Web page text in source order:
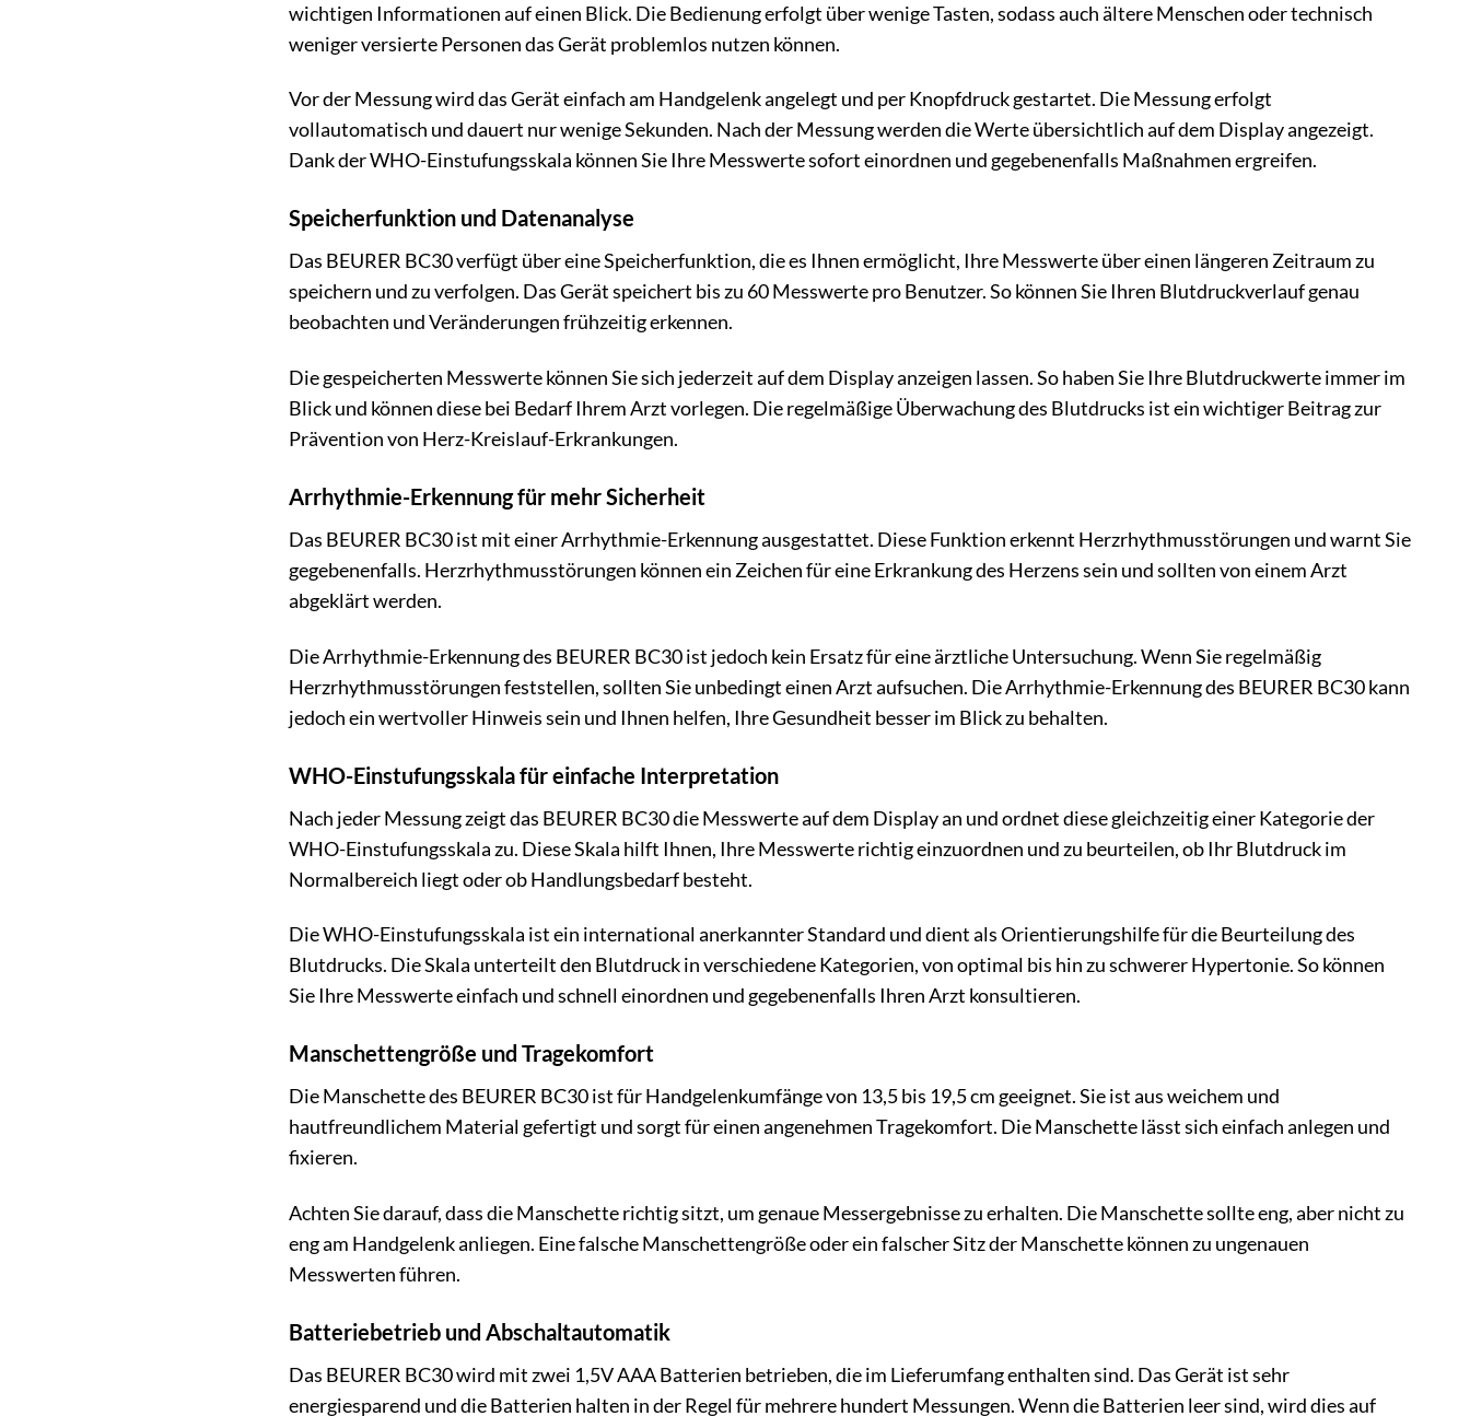
wichtigen Informationen auf einen Blick. Die Bedienung erfolgt über wenige Tasten, sodass auch ältere Menschen oder technisch
weniger versierte Personen das Gerät problemlos nutzen können.
Vor der Messung wird das Gerät einfach am Handgelenk angelegt und per Knopfdruck gestartet. Die Messung erfolgt
vollautomatisch und dauert nur wenige Sekunden. Nach der Messung werden die Werte übersichtlich auf dem Display angezeigt.
Dank der WHO-Einstufungsskala können Sie Ihre Messwerte sofort einordnen und gegebenenfalls Maßnahmen ergreifen.
Speicherfunktion und Datenanalyse
Das BEURER BC30 verfügt über eine Speicherfunktion, die es Ihnen ermöglicht, Ihre Messwerte über einen längeren Zeitraum zu
speichern und zu verfolgen. Das Gerät speichert bis zu 60 Messwerte pro Benutzer. So können Sie Ihren Blutdruckverlauf genau
beobachten und Veränderungen frühzeitig erkennen.
Die gespeicherten Messwerte können Sie sich jederzeit auf dem Display anzeigen lassen. So haben Sie Ihre Blutdruckwerte immer im
Blick und können diese bei Bedarf Ihrem Arzt vorlegen. Die regelmäßige Überwachung des Blutdrucks ist ein wichtiger Beitrag zur
Prävention von Herz-Kreislauf-Erkrankungen.
Arrhythmie-Erkennung für mehr Sicherheit
Das BEURER BC30 ist mit einer Arrhythmie-Erkennung ausgestattet. Diese Funktion erkennt Herzrhythmusstörungen und warnt Sie
gegebenenfalls. Herzrhythmusstörungen können ein Zeichen für eine Erkrankung des Herzens sein und sollten von einem Arzt
abgeklärt werden.
Die Arrhythmie-Erkennung des BEURER BC30 ist jedoch kein Ersatz für eine ärztliche Untersuchung. Wenn Sie regelmäßig
Herzrhythmusstörungen feststellen, sollten Sie unbedingt einen Arzt aufsuchen. Die Arrhythmie-Erkennung des BEURER BC30 kann
jedoch ein wertvoller Hinweis sein und Ihnen helfen, Ihre Gesundheit besser im Blick zu behalten.
WHO-Einstufungsskala für einfache Interpretation
Nach jeder Messung zeigt das BEURER BC30 die Messwerte auf dem Display an und ordnet diese gleichzeitig einer Kategorie der
WHO-Einstufungsskala zu. Diese Skala hilft Ihnen, Ihre Messwerte richtig einzuordnen und zu beurteilen, ob Ihr Blutdruck im
Normalbereich liegt oder ob Handlungsbedarf besteht.
Die WHO-Einstufungsskala ist ein international anerkannter Standard und dient als Orientierungshilfe für die Beurteilung des
Blutdrucks. Die Skala unterteilt den Blutdruck in verschiedene Kategorien, von optimal bis hin zu schwerer Hypertonie. So können
Sie Ihre Messwerte einfach und schnell einordnen und gegebenenfalls Ihren Arzt konsultieren.
Manschettengröße und Tragekomfort
Die Manschette des BEURER BC30 ist für Handgelenkumfänge von 13,5 bis 19,5 cm geeignet. Sie ist aus weichem und
hautfreundlichem Material gefertigt und sorgt für einen angenehmen Tragekomfort. Die Manschette lässt sich einfach anlegen und
fixieren.
Achten Sie darauf, dass die Manschette richtig sitzt, um genaue Messergebnisse zu erhalten. Die Manschette sollte eng, aber nicht zu
eng am Handgelenk anliegen. Eine falsche Manschettengröße oder ein falscher Sitz der Manschette können zu ungenauen
Messwerten führen.
Batteriebetrieb und Abschaltautomatik
Das BEURER BC30 wird mit zwei 1,5V AAA Batterien betrieben, die im Lieferumfang enthalten sind. Das Gerät ist sehr
energiesparend und die Batterien halten in der Regel für mehrere hundert Messungen. Wenn die Batterien leer sind, wird dies auf